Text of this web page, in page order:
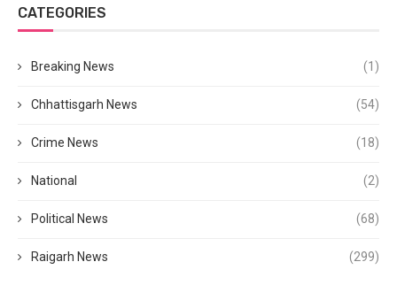
CATEGORIES
Breaking News (1)
Chhattisgarh News (54)
Crime News (18)
National (2)
Political News (68)
Raigarh News (299)